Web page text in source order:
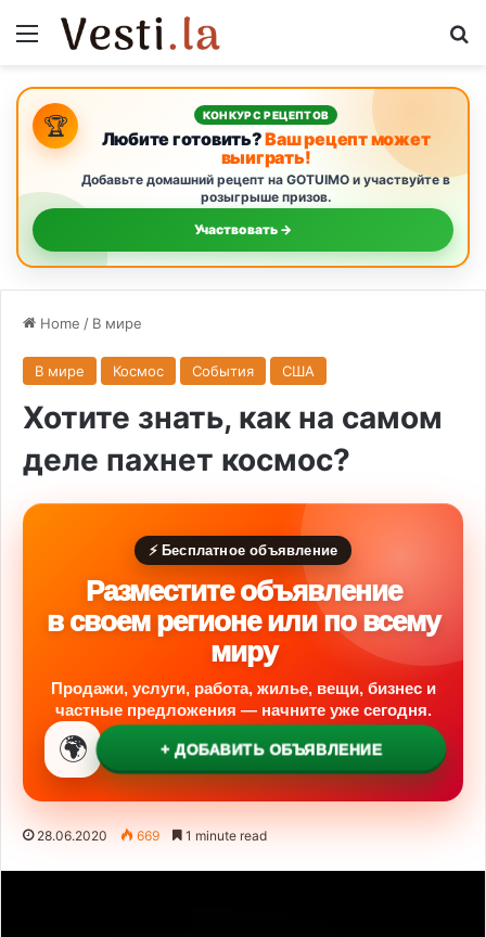
Menu
🏆 КОНКУРС РЕЦЕПТОВ
Любите готовить?Ваш рецепт может
выиграть!
Добавьте домашний рецепт на GOTUIMO и участвуйте в
розыгрыше призов.
Участвовать →
Home / В мире
В мире Космос События США
Хотите знать, как на самом
деле пахнет космос?
⚡ Бесплатное объявление
Разместите объявление
в своем регионе или по всему
миру
Продажи, услуги, работа, жилье, вещи, бизнес и
частные предложения — начните уже сегодня.
🌍 + ДОБАВИТЬ ОБЪЯВЛЕНИЕ
28.06.2020 669 1 minute read